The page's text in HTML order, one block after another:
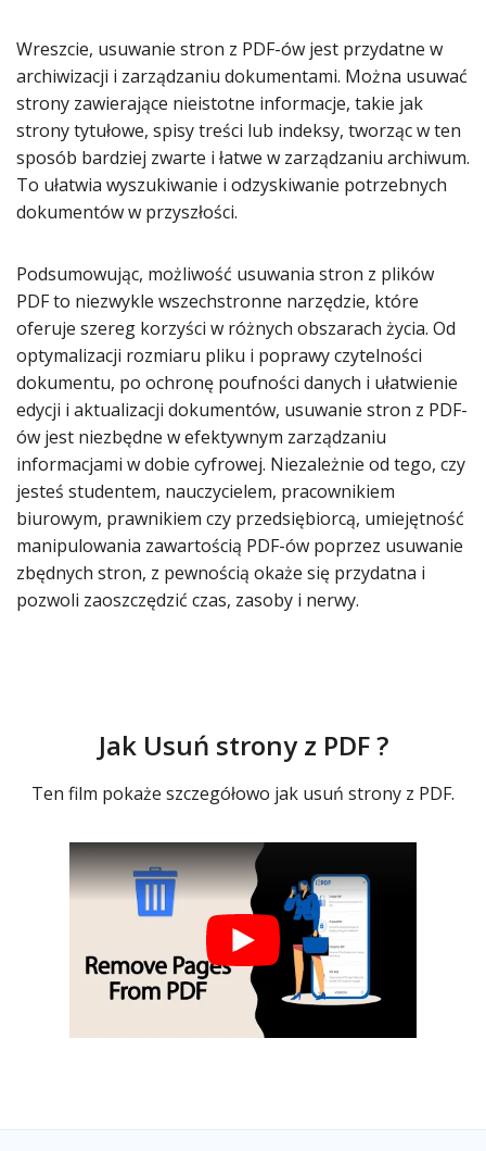
Wreszcie, usuwanie stron z PDF-ów jest przydatne w
archiwizacji i zarządzaniu dokumentami. Można usuwać
strony zawierające nieistotne informacje, takie jak
strony tytułowe, spisy treści lub indeksy, tworząc w ten
sposób bardziej zwarte i łatwe w zarządzaniu archiwum.
To ułatwia wyszukiwanie i odzyskiwanie potrzebnych
dokumentów w przyszłości.
Podsumowując, możliwość usuwania stron z plików
PDF to niezwykle wszechstronne narzędzie, które
oferuje szereg korzyści w różnych obszarach życia. Od
optymalizacji rozmiaru pliku i poprawy czytelności
dokumentu, po ochronę poufności danych i ułatwienie
edycji i aktualizacji dokumentów, usuwanie stron z PDF-
ów jest niezbędne w efektywnym zarządzaniu
informacjami w dobie cyfrowej. Niezależnie od tego, czy
jesteś studentem, nauczycielem, pracownikiem
biurowym, prawnikiem czy przedsiębiorcą, umiejętność
manipulowania zawartością PDF-ów poprzez usuwanie
zbędnych stron, z pewnością okaże się przydatna i
pozwoli zaoszczędzić czas, zasoby i nerwy.
Jak Usuń strony z PDF ?
Ten film pokaże szczegółowo jak usuń strony z PDF.